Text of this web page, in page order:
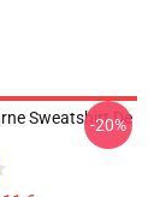
Sweatshirt De
-20%